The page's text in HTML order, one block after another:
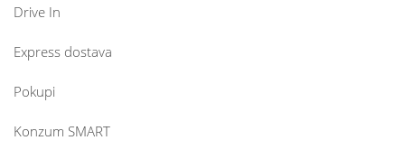
Drive In
Express dostava
Pokupi
Konzum SMART